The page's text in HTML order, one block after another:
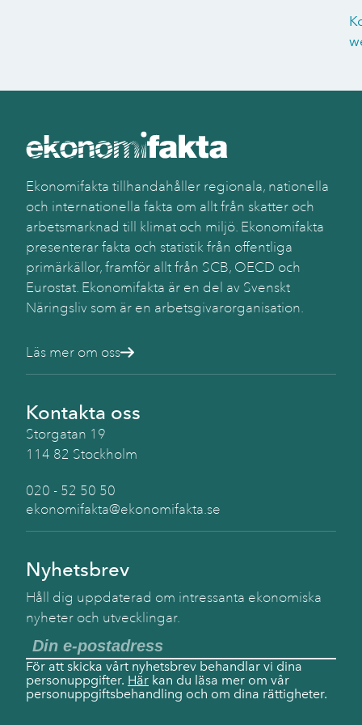
Ekonomifakta tillhandahåller regionala, nationella
och internationella fakta om allt från skatter och
arbetsmarknad till klimat och miljö. Ekonomifakta
presenterar fakta och statistik från offentliga
primärkällor, framför allt från SCB, OECD och
Eurostat. Ekonomifakta är en del av Svenskt
Näringsliv som är en arbetsgivarorganisation.
Läs mer om oss
Kontakta oss
Storgatan 19
114 82 Stockholm
020 - 52 50 50
ekonomifakta@ekonomifakta.se
Nyhetsbrev
Håll dig uppdaterad om intressanta ekonomiska
nyheter och utvecklingar.
För att skicka vårt nyhetsbrev behandlar vi dina
personuppgifter. Här kan du läsa mer om vår
personuppgiftsbehandling och om dina rättigheter.